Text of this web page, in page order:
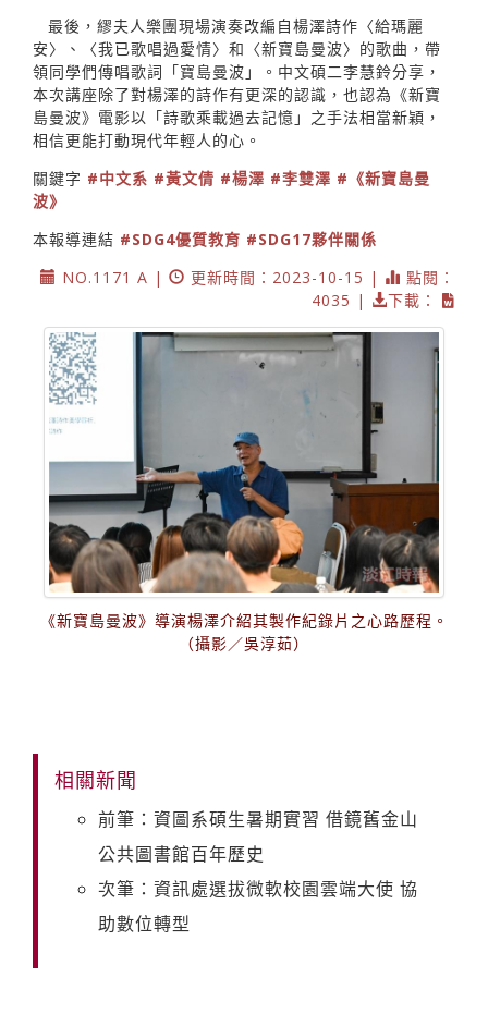
最後，繆夫人樂團現場演奏改編自楊澤詩作〈給瑪麗
安〉、〈我已歌唱過愛情〉和〈新寶島曼波〉的歌曲，帶
領同學們傳唱歌詞「寶島曼波」。中文碩二李慧鈴分享，
本次講座除了對楊澤的詩作有更深的認識，也認為《新寶
島曼波》電影以「詩歌乘載過去記憶」之手法相當新穎，
相信更能打動現代年輕人的心。
關鍵字 #中文系 #黃文倩 #楊澤 #李雙澤 #《新寶島曼
波》
本報導連結 #SDG4優質教育 #SDG17夥伴關係
NO.1171 A |
更新時間：2023-10-15 |
點閱：
4035 |
下載：
《新寶島曼波》導演楊澤介紹其製作紀錄片之心路歷程。
（攝影／吳淳茹）
相關新聞
前筆：資圖系碩生暑期實習 借鏡舊金山
公共圖書館百年歷史
次筆：資訊處選拔微軟校園雲端大使 協
助數位轉型